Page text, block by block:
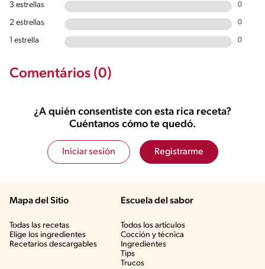
3 estrellas 0
2 estrellas 0
1 estrella 0
Comentários (0)
¿A quién consentiste con esta rica receta?
Cuéntanos cómo te quedó.
Iniciar sesión Registrarme
Mapa del Sitio
Todas las recetas
Elige los ingredientes
Recetarios descargables
Escuela del sabor
Todos los artículos
Cocción y técnica
Ingredientes
Tips
Trucos